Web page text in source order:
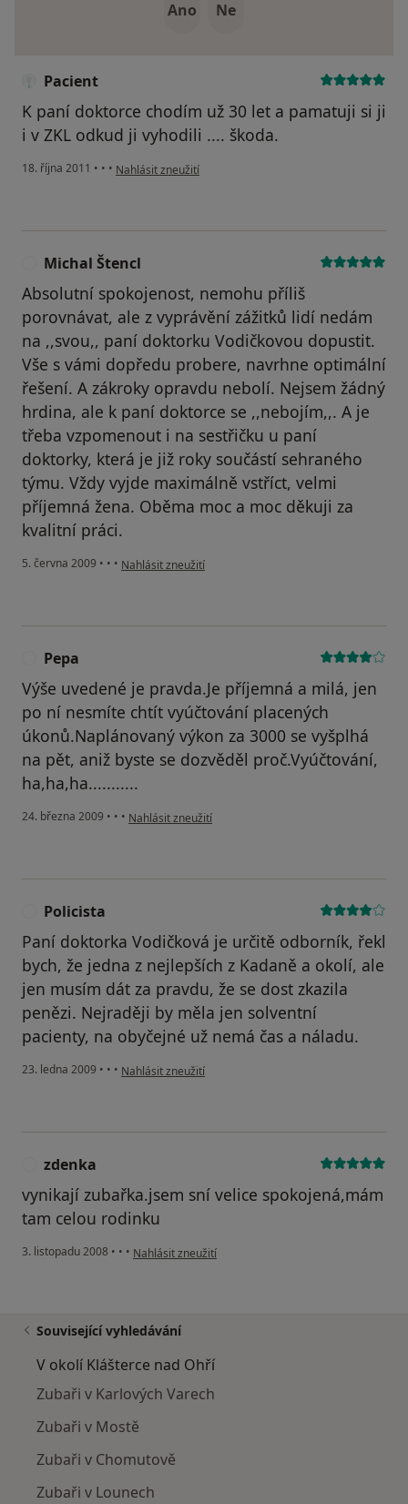
Ano Ne
Pacient
K paní doktorce chodím už 30 let a pamatuji si ji
i v ZKL odkud ji vyhodili .... škoda.
18. října 2011 • • • podle názoru uživatele Pacient
Nahlásit zneužití
Michal Štencl
Absolutní spokojenost, nemohu příliš
porovnávat, ale z vyprávění zážitků lidí nedám
na ,,svou,, paní doktorku Vodičkovou dopustit.
Vše s vámi dopředu probere, navrhne optimální
řešení. A zákroky opravdu nebolí. Nejsem žádný
hrdina, ale k paní doktorce se ,,nebojím,,. A je
třeba vzpomenout i na sestřičku u paní
doktorky, která je již roky součástí sehraného
týmu. Vždy vyjde maximálně vstříct, velmi
příjemná žena. Oběma moc a moc děkuji za
kvalitní práci.
5. června 2009 • • • podle názoru uživatele Michal Štencl
Nahlásit zneužití
Pepa
Výše uvedené je pravda.Je příjemná a milá, jen
po ní nesmíte chtít vyúčtování placených
úkonů.Naplánovaný výkon za 3000 se vyšplhá
na pět, aniž byste se dozvěděl proč.Vyúčtování,
ha,ha,ha...........
24. března 2009 • • • podle názoru uživatele Pepa
Nahlásit zneužití
Policista
Paní doktorka Vodičková je určitě odborník, řekl
bych, že jedna z nejlepších z Kadaně a okolí, ale
jen musím dát za pravdu, že se dost zkazila
penězi. Nejraději by měla jen solventní
pacienty, na obyčejné už nemá čas a náladu.
23. ledna 2009 • • • podle názoru uživatele Policista
Nahlásit zneužití
zdenka
vynikají zubařka.jsem sní velice spokojená,mám
tam celou rodinku
3. listopadu 2008 • • • podle názoru uživatele zdenka
Nahlásit zneužití
Související vyhledávání
V okolí Klášterce nad Ohří
Zubaři v Karlových Varech
Zubaři v Mostě
Zubaři v Chomutově
Zubaři v Lounech